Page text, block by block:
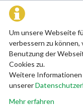
Um unsere Webseite
verbessern zu
Benutzung der
Cookies zu.
Weitere Informationen
unserer
Mehr erfahren